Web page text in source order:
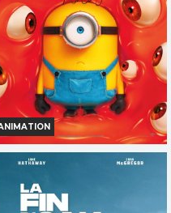
Réservation
TOUT PUBLIC
DES MINIONS ET DES
Horaires et Infos